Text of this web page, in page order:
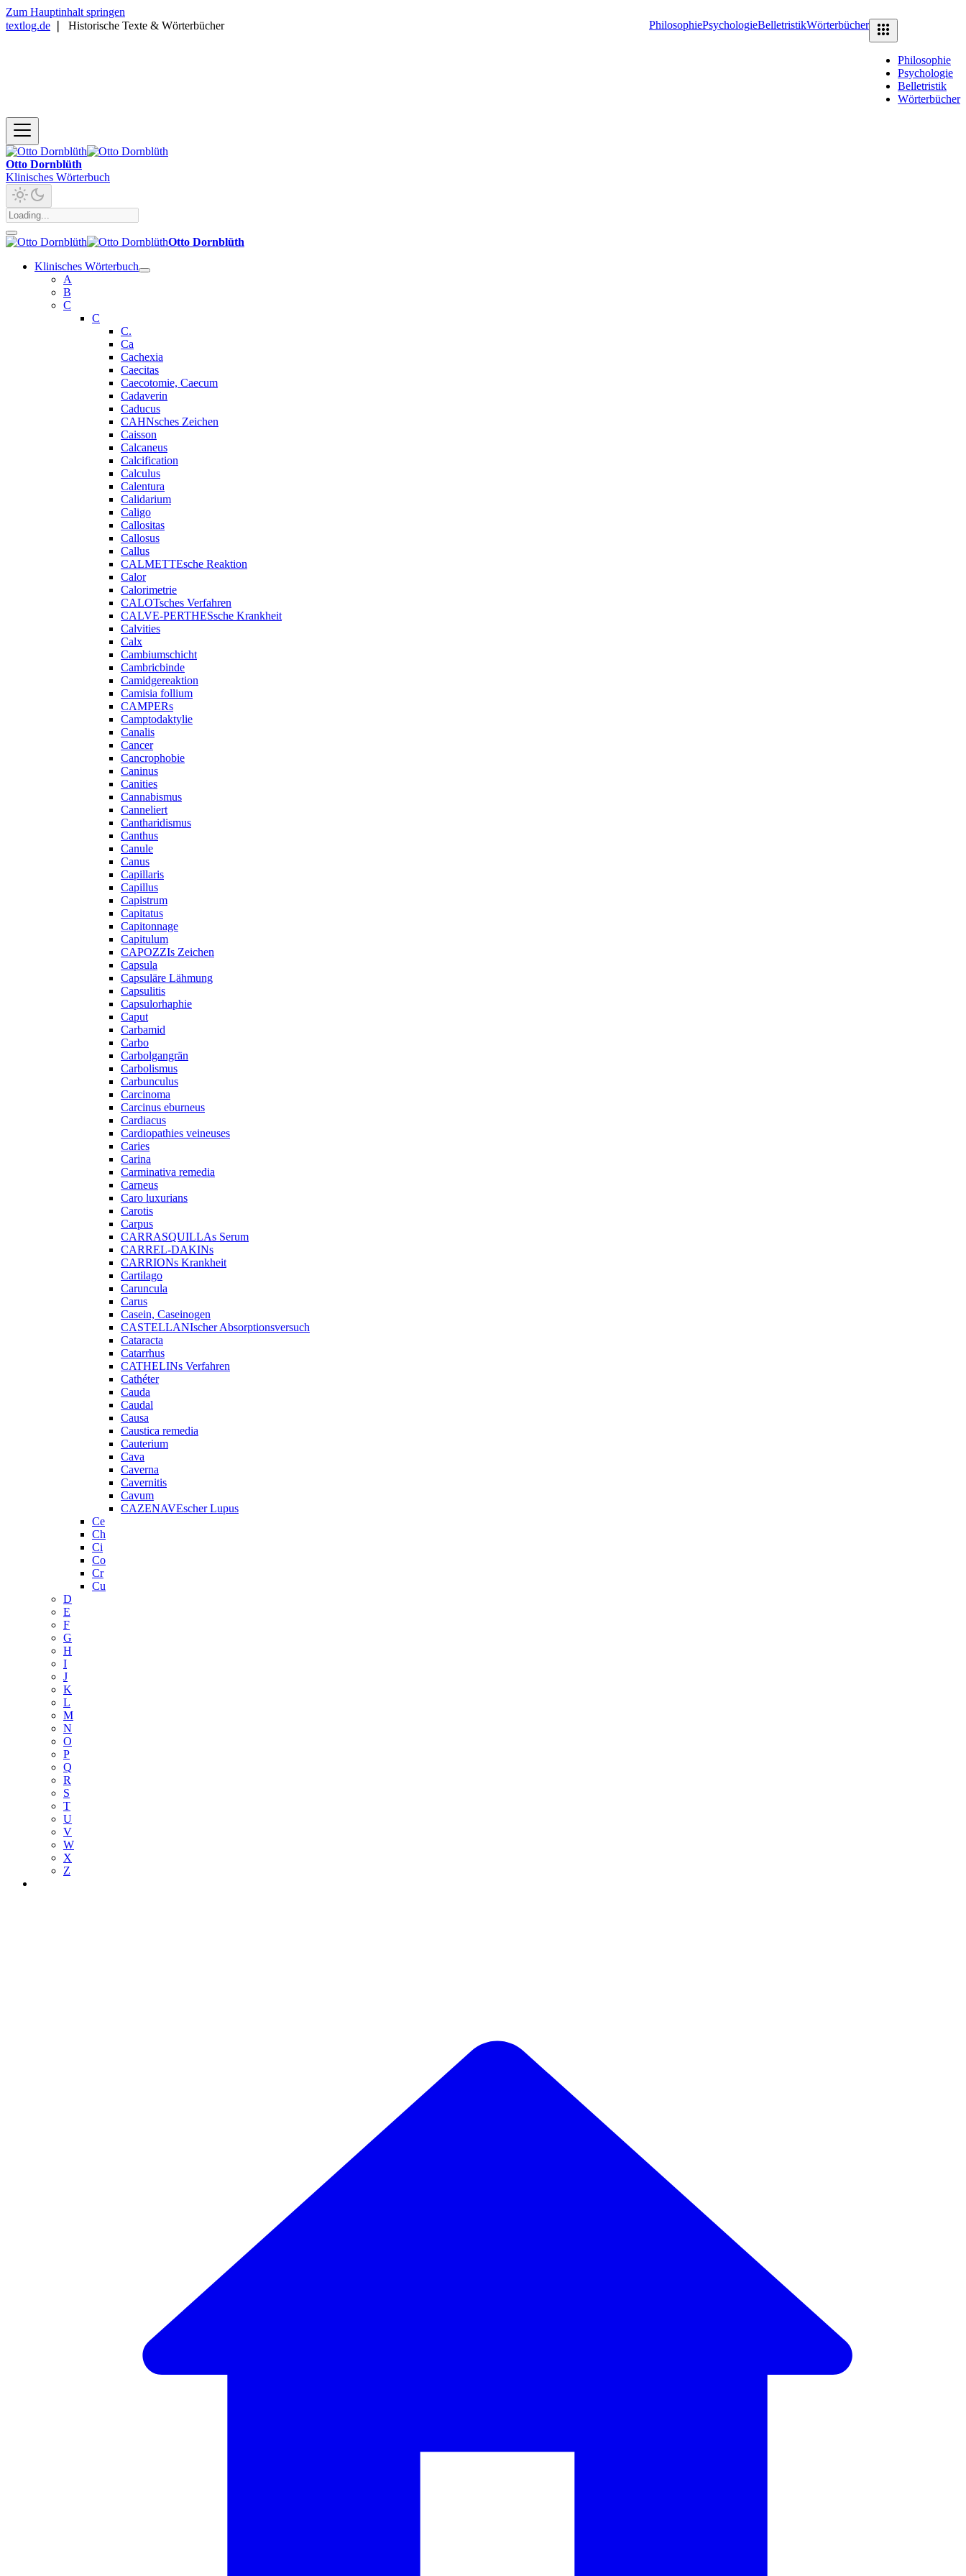
Zum Hauptinhalt springen
textlog.de
Historische Texte & Wörterbücher PhilosophiePsychologieBelletristikWörterbücher
Philosophie
Psychologie
Belletristik
Wörterbücher
Otto Dornblüth
Klinisches Wörterbuch
Otto Dornblüth
Klinisches Wörterbuch
A
B
C
C
C.
Ca
Cachexia
Caecitas
Caecotomie, Caecum
Cadaverin
Caducus
CAHNsches Zeichen
Caisson
Calcaneus
Calcification
Calculus
Calentura
Calidarium
Caligo
Callositas
Callosus
Callus
CALMETTEsche Reaktion
Calor
Calorimetrie
CALOTsches Verfahren
CALVE-PERTHESsche Krankheit
Calvities
Calx
Cambiumschicht
Cambricbinde
Camidgereaktion
Camisia follium
CAMPERs
Camptodaktylie
Canalis
Cancer
Cancrophobie
Caninus
Canities
Cannabismus
Canneliert
Cantharidismus
Canthus
Canule
Canus
Capillaris
Capillus
Capistrum
Capitatus
Capitonnage
Capitulum
CAPOZZIs Zeichen
Capsula
Capsuläre Lähmung
Capsulitis
Capsulorhaphie
Caput
Carbamid
Carbo
Carbolgangrän
Carbolismus
Carbunculus
Carcinoma
Carcinus eburneus
Cardiacus
Cardiopathies veineuses
Caries
Carina
Carminativa remedia
Carneus
Caro luxurians
Carotis
Carpus
CARRASQUILLAs Serum
CARREL-DAKINs
CARRIONs Krankheit
Cartilago
Caruncula
Carus
Casein, Caseinogen
CASTELLANIscher Absorptionsversuch
Cataracta
Catarrhus
CATHELINs Verfahren
Cathéter
Cauda
Caudal
Causa
Caustica remedia
Cauterium
Cava
Caverna
Cavernitis
Cavum
CAZENAVEscher Lupus
Ce
Ch
Ci
Co
Cr
Cu
D
E
F
G
H
I
J
K
L
M
N
O
P
Q
R
S
T
U
V
W
X
Z